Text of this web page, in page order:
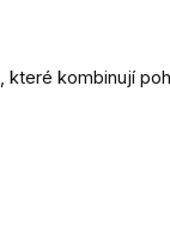
, které kombinují